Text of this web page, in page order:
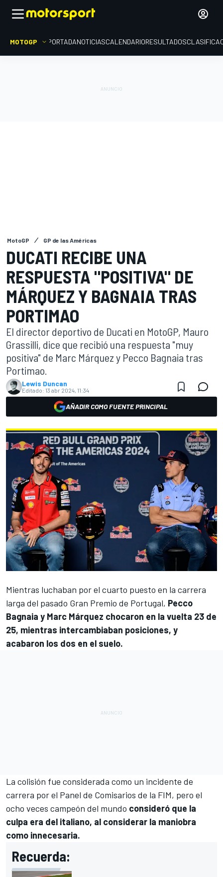
MOTOGP PORTADANOTICIASCALENDARIORESULTADOS
MotoGP GP de las Américas
DUCATI RECIBE UNA
RESPUESTA "POSITIVA" DE
MÁRQUEZ Y BAGNAIA TRAS
PORTIMAO
El director deportivo de Ducati en MotoGP, Mauro
Grassilli, dice que recibió una respuesta "muy
positiva" de Marc Márquez y Pecco Bagnaia tras
Portimao.
Lewis Duncan
Editado: 13 abr 2024, 11:34
AÑADIR COMO FUENTE PRINCIPAL
Mientras luchaban por el cuarto puesto en la carrera
larga del pasado Gran Premio de Portugal, Pecco
Bagnaia y Marc Márquez chocaron en la vuelta 23 de
25, mientras intercambiaban posiciones, y
acabaron los dos en el suelo.
La colisión fue considerada como un incidente de
carrera por el Panel de Comisarios de la FIM, pero el
ocho veces campeón del mundo consideró que la
culpa era del italiano, al considerar la maniobra
como innecesaria.
Recuerda: